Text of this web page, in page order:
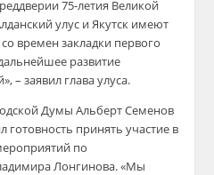
75-летия Великой
улус и Якутск имеют
времен закладки первого
развитие
», – заявил глава улуса.
дской Думы Альберт Семенов
готовность принять участие в
по
Лонгинова. «Мы